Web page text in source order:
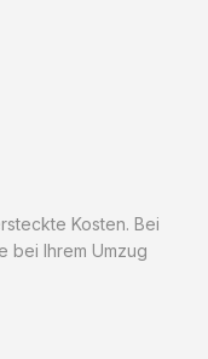
Kosten. Bei
bei Ihrem Umzug